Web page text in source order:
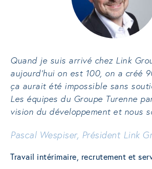
Quand je suis arrivé chez Link
aujourd’hui on est 100, on a créé
ça aurait été impossible sans
Les équipes du Groupe Turenne
vision du développement et nous
Pascal Wespiser, Président Link
Travail intérimaire, recrutement et